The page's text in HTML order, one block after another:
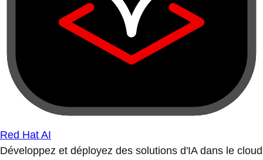
Red Hat AI
Développez et déployez des solutions d'IA dans le cloud